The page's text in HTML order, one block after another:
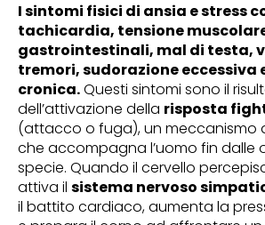
I sintomi fisici di ansia e stress
tachicardia, tensione
gastrointestinali, mal di testa,
tremori, sudorazione eccessiva
cronica.Questi sintomi sono il
dell’attivazione della risposta
(attacco o fuga), un meccanismo
che accompagna l’uomo fin dalle
specie. Quando il cervello
attiva il sistema nervoso
il battito cardiaco, aumenta la